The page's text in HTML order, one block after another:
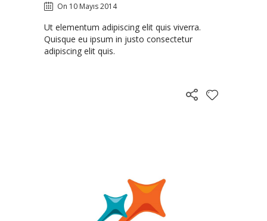
On 10 Mayıs 2014
Ut elementum adipiscing elit quis viverra.
Quisque eu ipsum in justo consectetur
adipiscing elit quis.